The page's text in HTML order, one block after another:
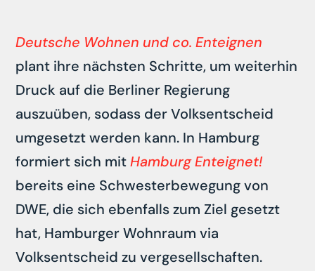
Deutsche Wohnen und co. Enteignen
plant ihre nächsten Schritte, um weiterhin
Druck auf die Berliner Regierung
auszuüben, sodass der Volksentscheid
umgesetzt werden kann. In Hamburg
formiert sich mitHamburg Enteignet!
bereits eine Schwesterbewegung von
DWE, die sich ebenfalls zum Ziel gesetzt
hat, Hamburger Wohnraum via
Volksentscheid zu vergesellschaften.